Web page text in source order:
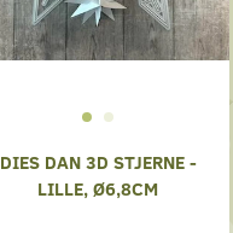
DIES DAN 3D STJERNE -
LILLE, Ø6,8CM